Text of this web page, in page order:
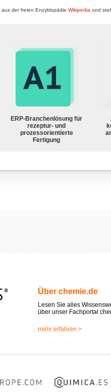
aus der freien Enzyklopädie Wikipedia und
ERP-Branchenlösung für
rezeptur- und
prozessorientierte
Fertigung
Über chemie.de
Lesen Sie alles
über unser Fachportal
mehr erfahren >